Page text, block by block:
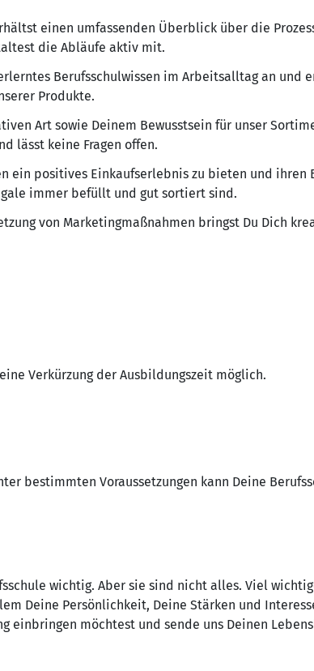
einen umfassenden Überblick über die
die Abläufe aktiv mit.
Berufsschulwissen im Arbeitsalltag an und
Produkte.
Art sowie Deinem Bewusstsein für unser
lässt keine Fragen offen.
ein positives Einkaufserlebnis zu bieten und ihren
immer befüllt und gut sortiert sind.
von Marketingmaßnahmen bringst Du Dich
Verkürzung der Ausbildungszeit möglich.
bestimmten Voraussetzungen kann Deine
wichtig. Aber sie sind nicht alles. Viel
Deine Persönlichkeit, Deine Stärken und
einbringen möchtest und sende uns Deinen